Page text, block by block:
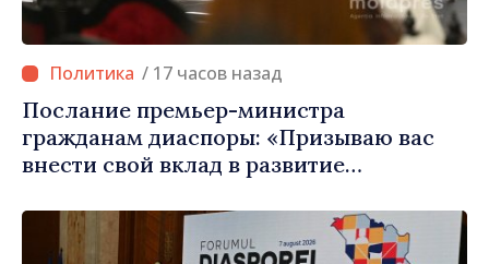
/ 17 часов назад
Послание премьер-министра
гражданам диаспоры: «Призываю вас
внести свой вклад в развитие